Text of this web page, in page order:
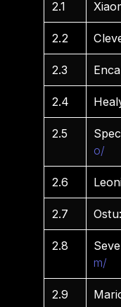
2.1
2.2
2.3
2.4
2.5
o/
2.6
2.7
2.8
m/
2.9